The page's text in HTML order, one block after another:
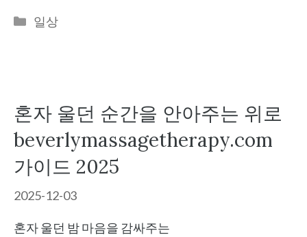
Categories
일상
혼자 울던 순간을 안아주는 위로
beverlymassagetherapy.com
가이드 2025
2025-12-03
혼자 울던 밤 마음을 감싸주는